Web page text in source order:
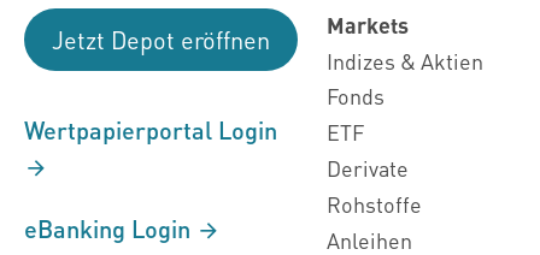
Jetzt Depot eröffnen
Wertpapierportal Login
eBanking Login
Markets
Indizes & Aktien
Fonds
ETF
Derivate
Rohstoffe
Anleihen